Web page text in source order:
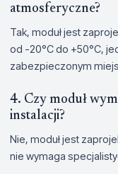
atmosferyczne?
Tak, moduł jest
od -20°C do +50°C,
zabezpieczonym
4. Czy moduł
instalacji?
Nie, moduł jest
nie wymaga